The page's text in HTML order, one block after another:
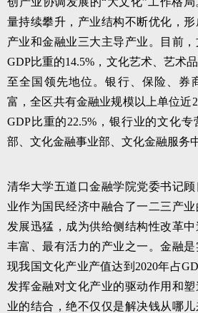
量持续攀升，产业结构不断优化，
产业和金融业三大主导产业。目前
GDP比重的14.5%，文化艺术、艺术
至全国领先地位。银行、保险、券
富，全区共有金融业规模以上单位近
GDP比重的22.5%，银行业的文化
部、文化金融事业部、文化金融服务
清华大学五道口金融学院党委书记
业作为国民经济中融合了一二三产
发展迅猛，成为供给侧结构性改革
丰富、最有活力的产业之一。金融
现我国文化产业产值达到2020年占
发挥金融对文化产业的驱动作用和
业的结合，绝不仅仅是解决钱从哪